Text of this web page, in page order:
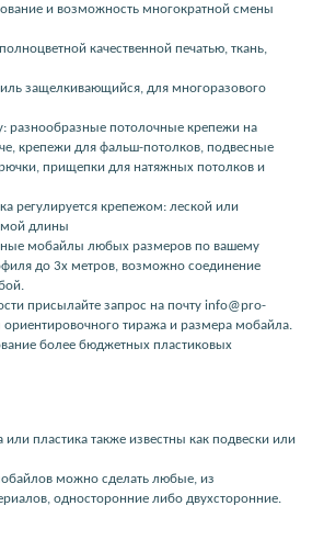
и возможность многократной смены
качественной печатью, ткань,
защелкивающийся, для многоразового
разнообразные потолочные крепежи на
крепежи для фальш-потолков, подвесные
прищепки для натяжных потолков и
регулируется крепежом: леской или
длины
мобайлы любых размеров по вашему
до 3х метров, возможно соединение
присылайте запрос на почту info@pro-
ориентировочного тиража и размера мобайла.
более бюджетных пластиковых
пластика также известны как подвески или
можно сделать любые, из
односторонние либо двухсторонние.